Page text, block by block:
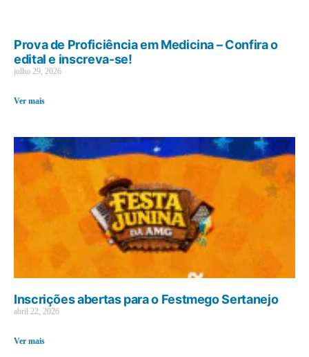
Prova de Proficiência em Medicina – Confira o
edital e inscreva-se!
julho 29, 2026
Ver mais
Inscrições abertas para o Festmego Sertanejo
abril 22, 2026
Ver mais